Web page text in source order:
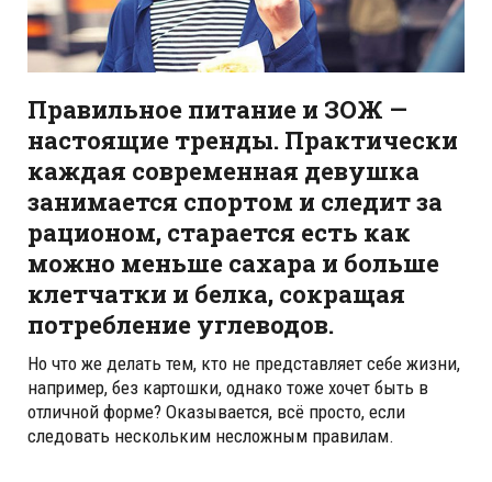
Правильное питание и ЗОЖ —
настоящие тренды. Практически
каждая современная девушка
занимается спортом и следит за
рационом, старается есть как
можно меньше сахара и больше
клетчатки и белка, сокращая
потребление углеводов.
Но что же делать тем, кто не представляет себе жизни,
например, без картошки, однако тоже хочет быть в
отличной форме? Оказывается, всё просто, если
следовать нескольким несложным правилам.